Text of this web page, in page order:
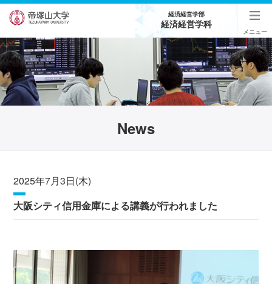
経済経営学部
経済経営学科
メニュー
News
2025年7月3日(木)
大阪シティ信用金庫による講義が行われました